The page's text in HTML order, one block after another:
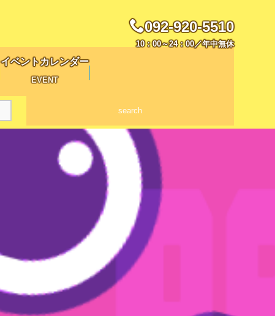
092-920-5510
10：00～24：00／年中無休
イベントカレンダー
EVENT
search